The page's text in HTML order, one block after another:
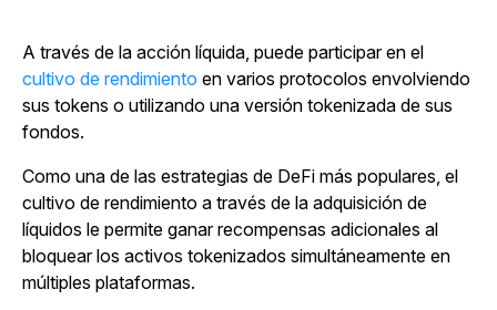
A través de la acción líquida, puede participar en el
cultivo de rendimiento en varios protocolos envolviendo
sus tokens o utilizando una versión tokenizada de sus
fondos.
Como una de las estrategias de DeFi más populares, el
cultivo de rendimiento a través de la adquisición de
líquidos le permite ganar recompensas adicionales al
bloquear los activos tokenizados simultáneamente en
múltiples plataformas.